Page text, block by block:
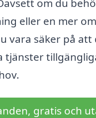
om du
eller en mer
vara säker på
tjänster
gratis och